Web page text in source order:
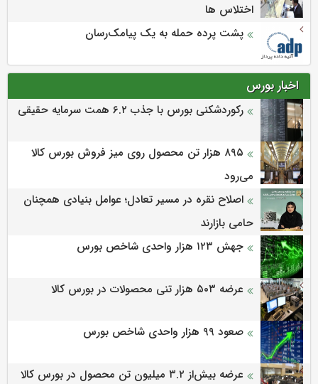
اختلاس ها
پشت پرده حمله به یک پیامک‌رسان
اخبار بورس
رکوردشکنی بورس با جذب ۶.۲ همت سرمایه حقیقی
۸۹۵ هزار تن محصول روی میز فروش بورس کالا
می‌‌رود
اصلاح نقره در مسیر تعادل؛ عوامل بنیادی همچنان
حامی بازارند
جهش ۱۲۳ هزار واحدی شاخص بورس
عرضه ۵۰۳ هزار تنی محصولات در بورس کالا
صعود ۹۹ هزار واحدی شاخص بورس
عرضه بیش‌از ۳.۲ میلیون تن محصول در بورس کالا